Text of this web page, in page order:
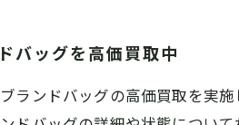
バッグを高価買取中
ランドバッグの高価買取を実